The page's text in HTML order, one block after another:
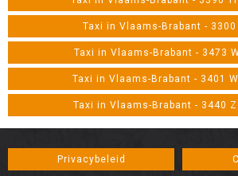
Taxi in Vlaams-Brabant - 3300
Taxi in Vlaams-Brabant - 3473
Taxi in Vlaams-Brabant - 3401
Taxi in Vlaams-Brabant - 3440
Privacybeleid